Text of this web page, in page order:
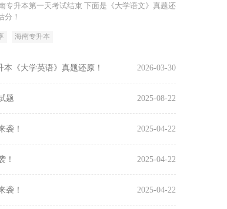
考试结束 下面是《大学语文》真题还
来估分！
海南专升本
《大学英语》真题还原！ 2026-03-30
题 2025-08-22
袭！ 2025-04-22
！ 2025-04-22
袭！ 2025-04-22